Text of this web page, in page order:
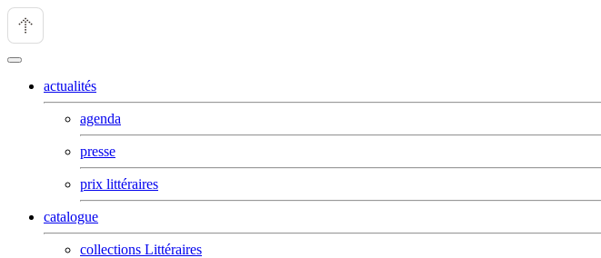
actualités
agenda
presse
prix littéraires
catalogue
collections Littéraires